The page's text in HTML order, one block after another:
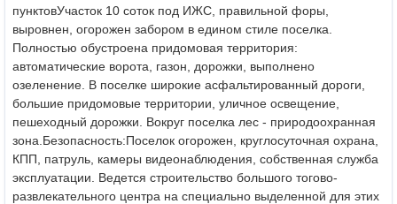
пунктовУчасток 10 соток под ИЖС, правильной форы,
выровнен, огорожен забором в едином стиле поселка.
Полностью обустроена придомовая территория:
автоматические ворота, газон, дорожки, выполнено
озеленение. В поселке широкие асфальтированный дороги,
большие придомовые территории, уличное освещение,
пешеходный дорожки. Вокруг поселка лес - природоохранная
зона. Безопасность:Поселок огорожен, круглосуточная охрана,
КПП, патруль, камеры видеонаблюдения, собственная служба
эксплуатации. Ведется строительство большого тогово-
развлекательного центра на специально выделенной для этих